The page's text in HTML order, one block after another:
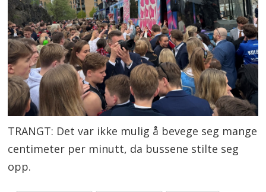
TRANGT: Det var ikke mulig å bevege seg mange
centimeter per minutt, da bussene stilte seg
opp.